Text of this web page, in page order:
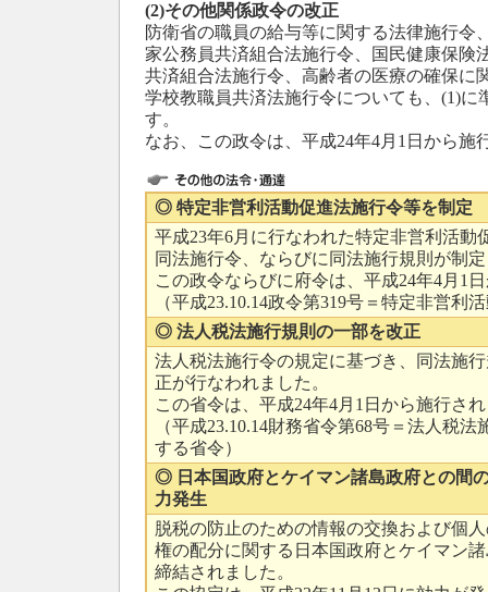
(2)その他関係政令の改正
防衛省の職員の給与等に関する法律施行令
家公務員共済組合法施行令、国民健康保険
共済組合法施行令、高齢者の医療の確保に
学校教職員共済法施行令についても、(1)に
す。
なお、この政令は、平成24年4月1日から施
◎ 特定非営利活動促進法施行令等を制定
平成23年6月に行なわれた特定非営利活動
同法施行令、ならびに同法施行規則が制
この政令ならびに府令は、平成24年4月1
（平成23.10.14政令第319号＝特定非営利
◎ 法人税法施行規則の一部を改正
法人税法施行令の規定に基づき、同法施
正が行なわれました。
この省令は、平成24年4月1日から施行さ
（平成23.10.14財務省令第68号＝法人税
する省令）
◎ 日本国政府とケイマン諸島政府との間
力発生
脱税の防止のための情報の交換および個
権の配分に関する日本国政府とケイマン
締結されました。